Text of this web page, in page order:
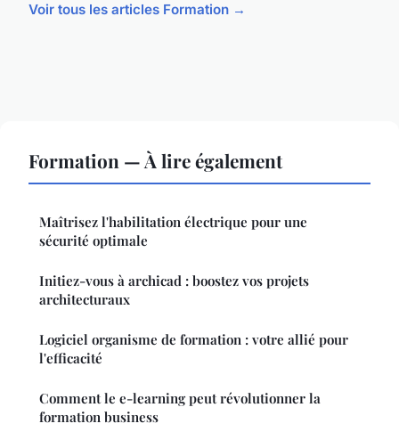
Voir tous les articles Formation →
Formation — À lire également
Maîtrisez l'habilitation électrique pour une
sécurité optimale
Initiez-vous à archicad : boostez vos projets
architecturaux
Logiciel organisme de formation : votre allié pour
l'efficacité
Comment le e-learning peut révolutionner la
formation business